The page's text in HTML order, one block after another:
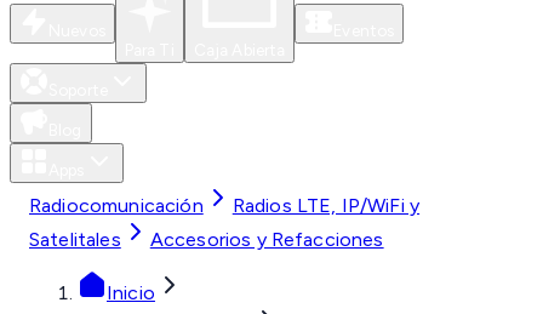
Radiocomunicación
Radios LTE, IP/WiFi y
Satelitales
Accesorios y Refacciones
Inicio